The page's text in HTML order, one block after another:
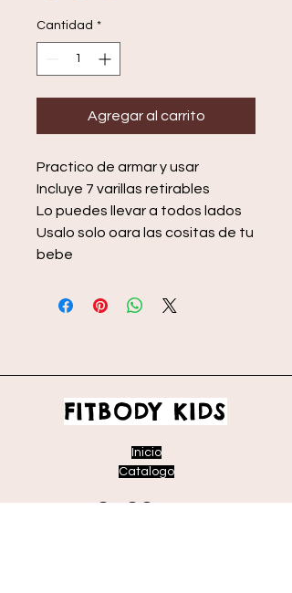
Cantidad *
Agregar al carrito
Practico de armar y usar
Incluye 7 varillas retirables
Lo puedes llevar a todos lados
Usalo solo oara las cositas de tu
bebe
FITBODY KIDS
Inicio
Catalogo